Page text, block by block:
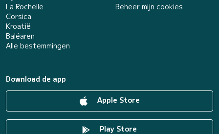
La Rochelle
Corsica
Kroatië
Baléaren
Alle bestemmingen
Beheer mijn cookies
Download de app
Apple Store
Play Store